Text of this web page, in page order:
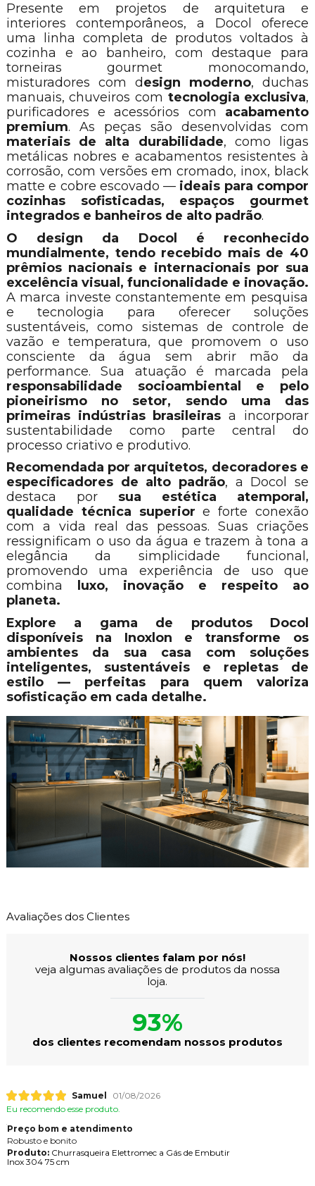
Presente em projetos de arquitetura e
interiores contemporâneos, a Docol oferece
uma linha completa de produtos voltados à
cozinha e ao banheiro, com destaque para
torneiras gourmet monocomando,
misturadores com design moderno, duchas
manuais, chuveiros com tecnologia exclusiva,
purificadores e acessórios com acabamento
premium. As peças são desenvolvidas com
materiais de alta durabilidade, como ligas
metálicas nobres e acabamentos resistentes à
corrosão, com versões em cromado, inox, black
matte e cobre escovado — ideais para compor
cozinhas sofisticadas, espaços gourmet
integrados e banheiros de alto padrão.
O design da Docol é reconhecido
mundialmente, tendo recebido mais de 40
prêmios nacionais e internacionais por sua
excelência visual, funcionalidade e inovação.
A marca investe constantemente em pesquisa
e tecnologia para oferecer soluções
sustentáveis, como sistemas de controle de
vazão e temperatura, que promovem o uso
consciente da água sem abrir mão da
performance. Sua atuação é marcada pela
responsabilidade socioambiental e pelo
pioneirismo no setor, sendo uma das
primeiras indústrias brasileiras a incorporar
sustentabilidade como parte central do
processo criativo e produtivo.
Recomendada por arquitetos, decoradores e
especificadores de alto padrão, a Docol se
destaca por sua estética atemporal,
qualidade técnica superior e forte conexão
com a vida real das pessoas. Suas criações
ressignificam o uso da água e trazem à tona a
elegância da simplicidade funcional,
promovendo uma experiência de uso que
combina luxo, inovação e respeito ao
planeta.
Explore a gama de produtos Docol
disponíveis na Inoxlon e transforme os
ambientes da sua casa com soluções
inteligentes, sustentáveis e repletas de
estilo — perfeitas para quem valoriza
sofisticação em cada detalhe.
Avaliações dos Clientes
Nossos clientes falam por nós!
veja algumas avaliações de produtos da nossa
loja.
93%
dos clientes recomendam nossos produtos
Samuel
01/08/2026
Eu recomendo esse produto.
Preço bom e atendimento
Robusto e bonito
Produto:Churrasqueira Elettromec a Gás de Embutir
Inox 304 75 cm